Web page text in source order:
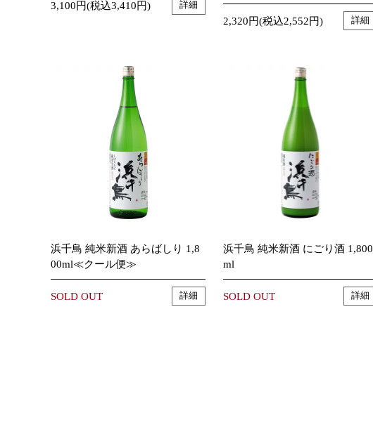
3,100円(税込3,410円) 詳細
2,320円(税込2,552円) 詳細
浜千鳥 純米新酒 あらばしり 1,8
00ml≪クール便≫
SOLD OUT 詳細
浜千鳥 純米新酒 にごり酒 1,800
ml
SOLD OUT 詳細